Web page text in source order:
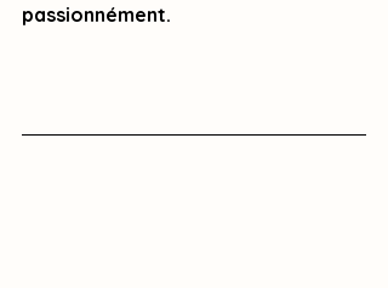
passionnément.